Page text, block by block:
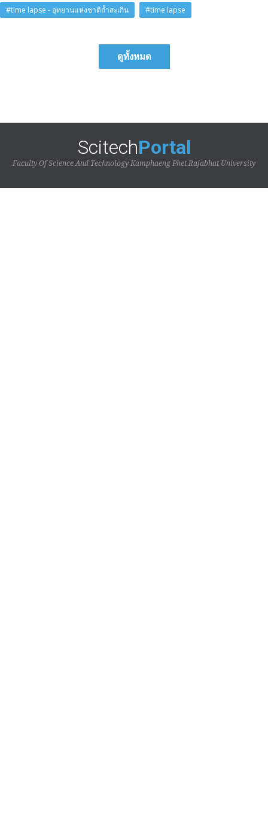
#time lapse - อุทยานแห่งชาติถ้ำสะเกิน
#time lapse
ดูทั้งหมด
ScitechPortal
Faculty Of Science And Technology Kamphaeng Phet Rajabhat University